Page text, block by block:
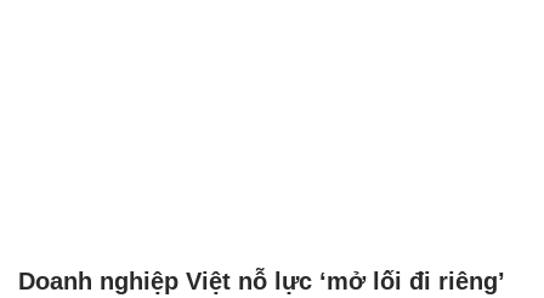
Doanh nghiệp Việt nỗ lực ‘mở lối đi riêng’